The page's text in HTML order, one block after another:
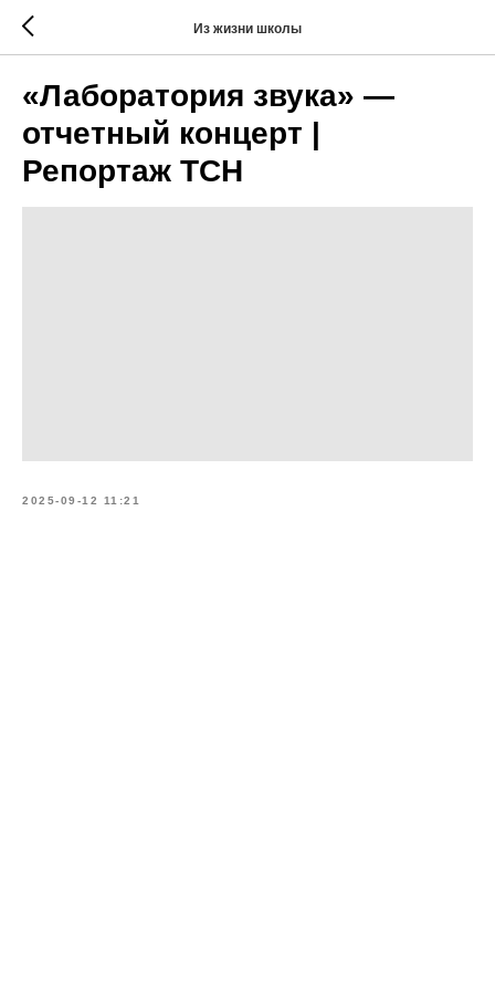
Из жизни школы
«Лаборатория звука» —
отчетный концерт |
Репортаж ТСН
2025-09-12 11:21